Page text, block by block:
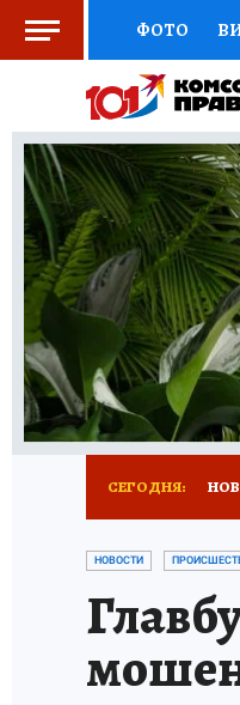
ФОТО
ВЫБОР
КНИЖНАЯ
ПРЕСС-
РАДИО КП
СЕГОДНЯ:
НОВОСТИ